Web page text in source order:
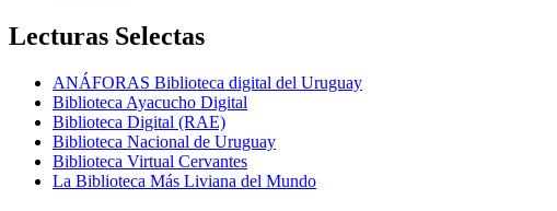
Lecturas Selectas
ANÁFORAS Biblioteca digital del Uruguay
Biblioteca Ayacucho Digital
Biblioteca Digital (RAE)
Biblioteca Nacional de Uruguay
Biblioteca Virtual Cervantes
La Biblioteca Más Liviana del Mundo